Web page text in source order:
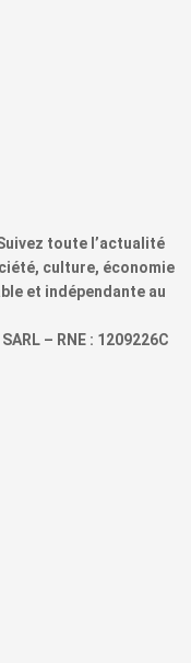
toute l’actualité
culture, économie
et indépendante au
– RNE : 1209226C